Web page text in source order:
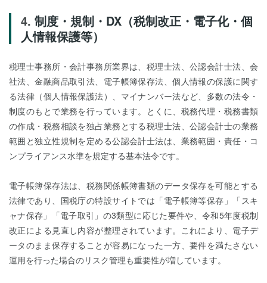
制度・規制・DX（税制改正・電子化・個
人情報保護等）
税理士事務所・会計事務所業界は、税理士法、公認会計士法、会
社法、金融商品取引法、電子帳簿保存法、個人情報の保護に関す
る法律（個人情報保護法）、マイナンバー法など、多数の法令・
制度のもとで業務を行っています。とくに、税務代理・税務書類
の作成・税務相談を独占業務とする税理士法、公認会計士の業務
範囲と独立性規制を定める公認会計士法は、業務範囲・責任・コ
ンプライアンス水準を規定する基本法令です。
電子帳簿保存法は、税務関係帳簿書類のデータ保存を可能とする
法律であり、国税庁の特設サイトでは「電子帳簿等保存」「スキ
ャナ保存」「電子取引」の3類型に応じた要件や、令和5年度税制
改正による見直し内容が整理されています。これにより、電子デ
ータのまま保存することが容易になった一方、要件を満たさない
運用を行った場合のリスク管理も重要性が増しています。